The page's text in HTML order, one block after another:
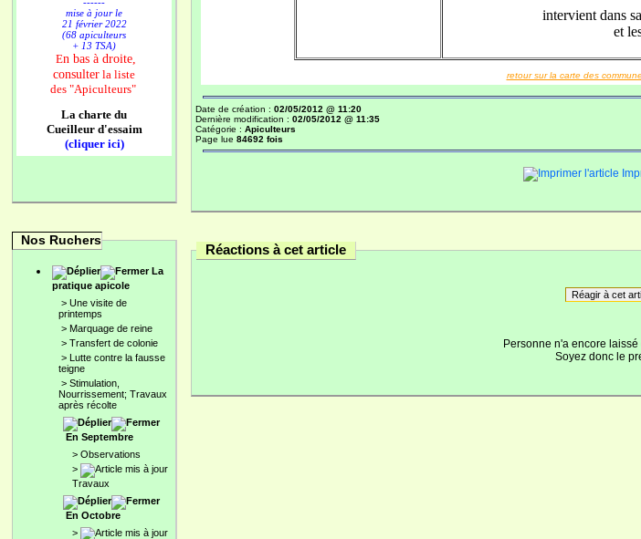
mise à jour le
21 février 2022
(68 apiculteurs
+ 13 TSA)
En bas à droite,
consulter la liste
des "Apiculteurs"
La charte du
Cueilleur d'essaim
(cliquer ici)
Nos Ruchers
La
pratique apicole
> Une visite de
printemps
> Marquage de reine
> Transfert de colonie
> Lutte contre la fausse
teigne
> Stimulation,
Nourrissement; Travaux
après récolte
En Septembre
> Observations
>
Travaux
En Octobre
>
intervient dans
et
retour sur la carte des
Date de création : 02/05/2012 @ 11:20
Dernière modification : 02/05/2012 @ 11:35
Catégorie : Apiculteurs
Page lue 84692 fois
Réactions à cet article
Réagir à cet
Personne n'a encore
Soyez donc le